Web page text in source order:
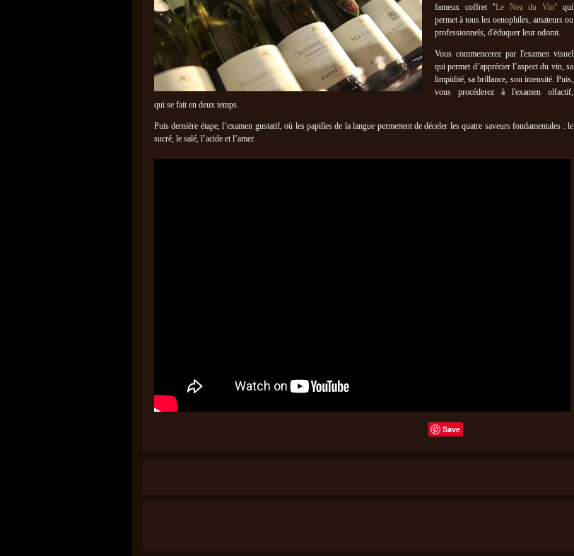
fameux coffret "Le Nez du Vin" qui
permet à tous les oenophiles, amateurs ou
professionnels, d'éduquer leur odorat.
Vous commencerez par l'examen visuel
qui permet d’apprécier l’aspect du vin, sa
limpidité, sa brillance, son intensité. Puis,
vous procéderez à l'examen olfactif,
qui se fait en deux temps.
Puis dernière étape, l’examen gustatif, où les papilles de la langue permettent de déceler les quatre saveurs fondamentales : le
sucré, le salé, l’acide et l’amer.
Save